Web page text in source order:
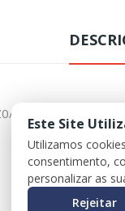
1_)
Este Site
Utilizamos
consentimento,
personalizar as
Rejeitar